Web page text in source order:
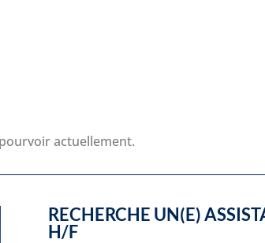
actuellement.
RECHERCHE UN(E)
H/F